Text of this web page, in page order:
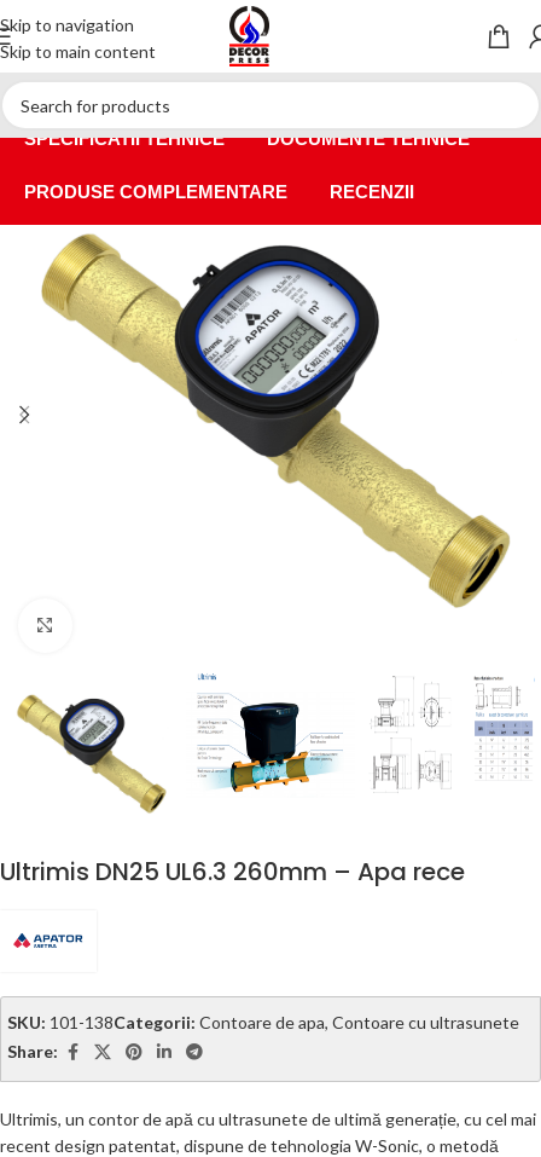
Skip to navigation
Skip to main content
Prima pagină /Contoare de apa
Ultrimis DN25 UL6.3 260mm – Apa rece
SKU: 101-138Categorii: Contoare de apa, Contoare cu ultrasunete
Share:
Ultrimis, un contor de apă cu ultrasunete de ultimă generație, cu cel mai
recent design patentat, dispune de tehnologia W-Sonic, o metodă
DESCRIERE GENERALA
INFORMATII SUPLIMENTARE
SPECIFICATII TEHNICE DOCUMENTE TEHNICE
PRODUSE COMPLEMENTARE RECENZII